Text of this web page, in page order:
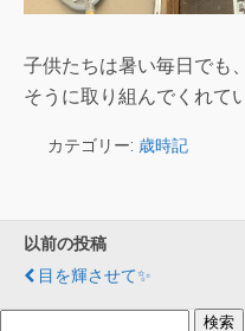
子供たちは暑い毎日でも
そうに取り組んでくれて
カテゴリー: 歳時記
以前の投稿
目を輝させて✨
検